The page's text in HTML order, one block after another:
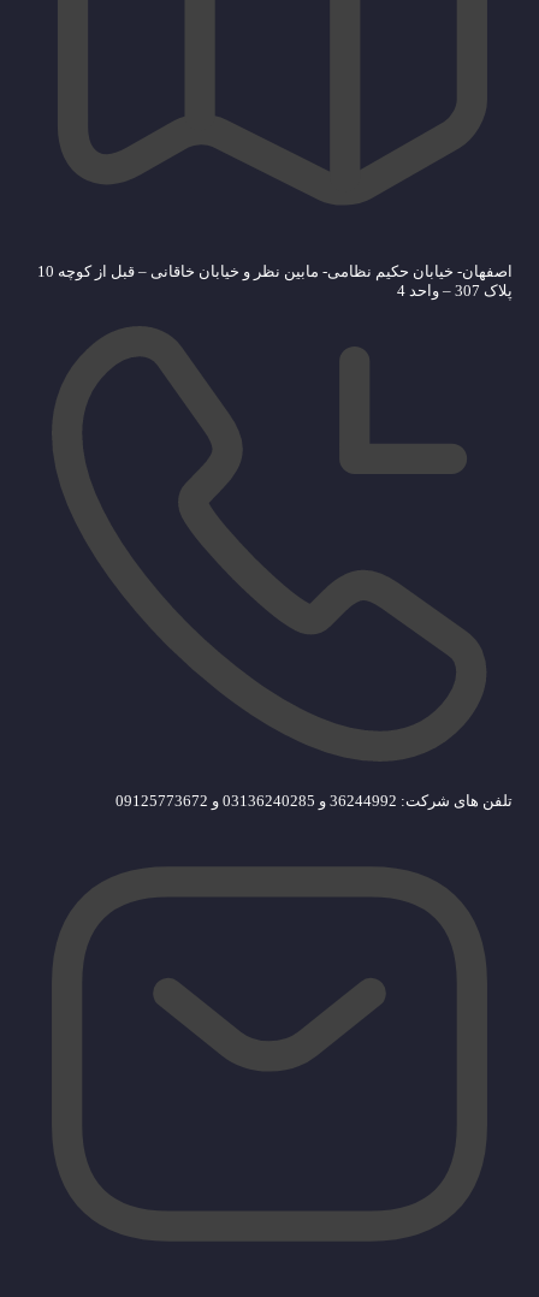
اصفهان- خیابان حکیم نظامی- مابین نظر و خیابان خاقانی – قبل از کوچه 10
پلاک 307 – واحد 4
تلفن های شرکت: 36244992 و 03136240285 و 09125773672